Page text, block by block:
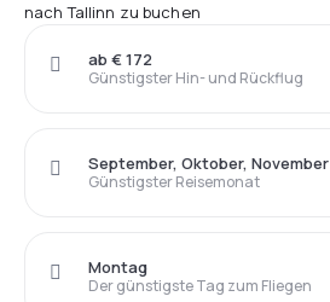
nach Tallinn zu buchen
Günstigster Hin- und Rückflug
ab € 172
Günstigster Reisemonat
September, Oktober, November
Der günstigste Tag zum Fliegen
Montag